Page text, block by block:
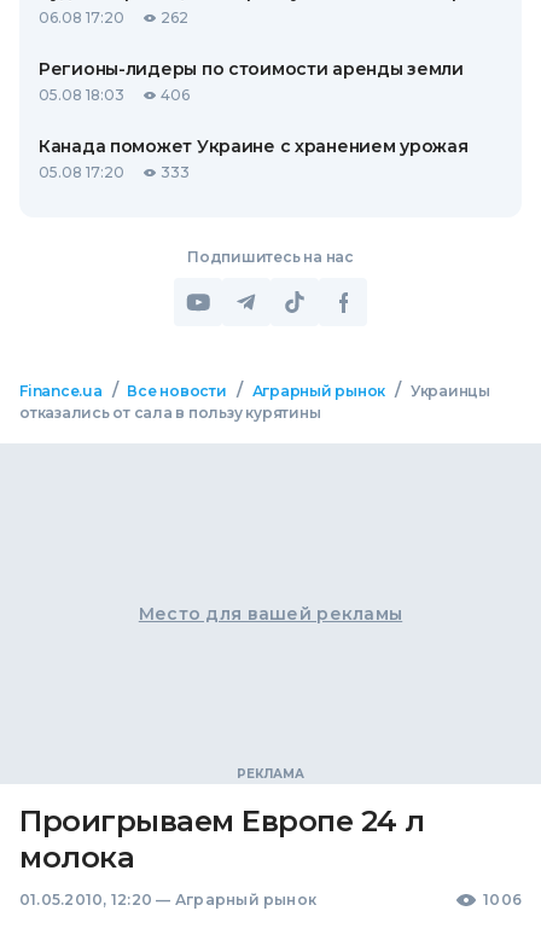
06.08 17:20 262
Регионы-лидеры по стоимости аренды земли
05.08 18:03 406
Канада поможет Украине с хранением урожая
05.08 17:20 333
Подпишитесь на нас
Finance.ua / Все новости / Аграрный рынок / Украинцы
отказались от сала в пользу курятины
Место для вашей рекламы
Проигрываем Европе 24 л
молока
01.05.2010, 12:20 — Аграрный рынок 1006